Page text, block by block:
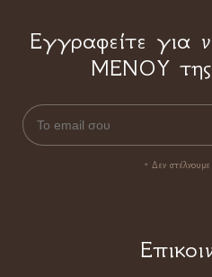
Εγγραφείτε για
ΜΕΝΟΥ
* Δεν